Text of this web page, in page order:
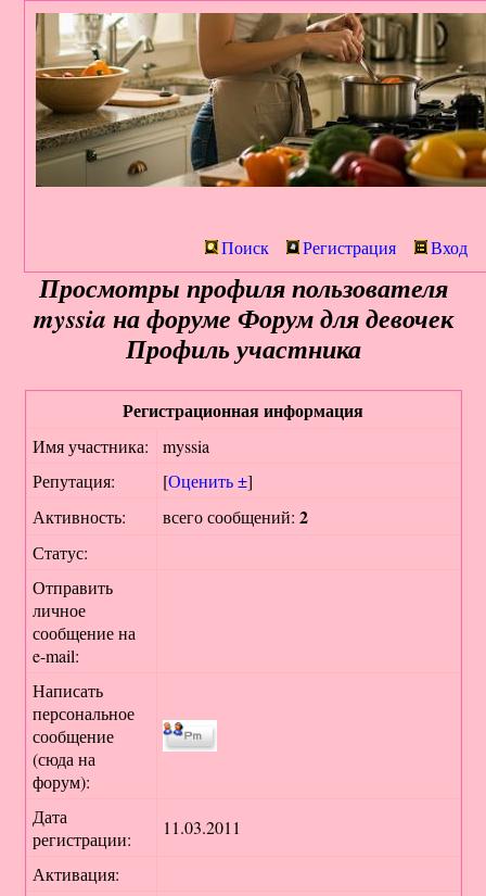
Поиск Регистрация Вход
Просмотры профиля пользователя
myssia на форуме Форум для девочек
Профиль участника
Регистрационная информация
Имя участника:
myssia
Репутация:
[Оценить ±]
Активность:
всего сообщений: 2
Статус:
Отправить
личное
сообщение на
e-mail:
Написать
персональное
сообщение
(сюда на
форум):
Дата
регистрации:
11.03.2011
Активация: